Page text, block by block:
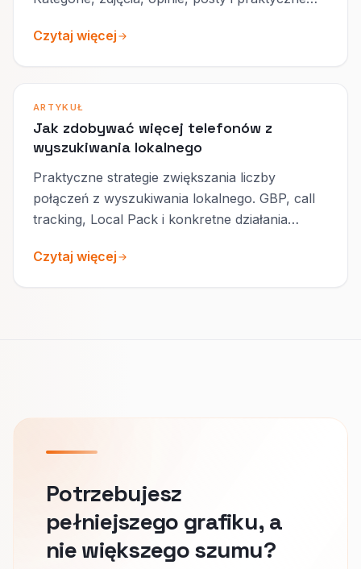
Czytaj więcej
ARTYKUŁ
Jak zdobywać więcej telefonów z
wyszukiwania lokalnego
Praktyczne strategie zwiększania liczby
połączeń z wyszukiwania lokalnego. GBP, call
tracking, Local Pack i konkretne działania
Czytaj więcej
Potrzebujesz
pełniejszego grafiku, a
nie większego szumu?